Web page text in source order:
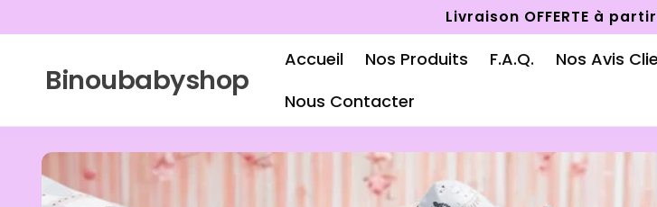
Livraison OFFERTE à
Binoubabyshop
Accueil Nos Produits F.A.Q. Nos Avis
Nous Contacter
INFORMATIONS
PRODUITS